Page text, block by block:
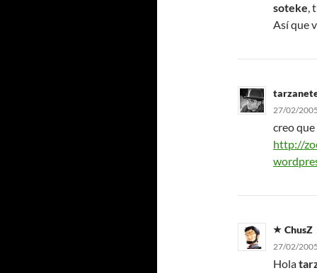
soteke,
Así que
27/02/
creo
http://
ChusZ
27/02/
Hola